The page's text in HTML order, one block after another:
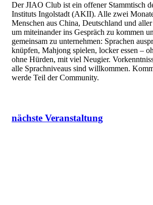
Der JIAO Club ist ein offener Stammtisch
Instituts Ingolstadt (AKII). Alle zwei
Menschen aus China, Deutschland und
um miteinander ins Gespräch zu kommen
gemeinsam zu unternehmen: Sprachen
knüpfen, Mahjong spielen, locker essen –
ohne Hürden, mit viel Neugier.
alle Sprachniveaus sind willkommen.
werde Teil der Community.
nächste Veranstaltung